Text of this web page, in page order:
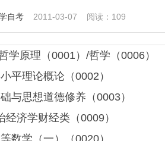
自考 2011-03-07 阅读：109
学原理（0001）/哲学（0006）
平理论概论（0002）
与思想道德修养（0003）
经济学财经类（0009）